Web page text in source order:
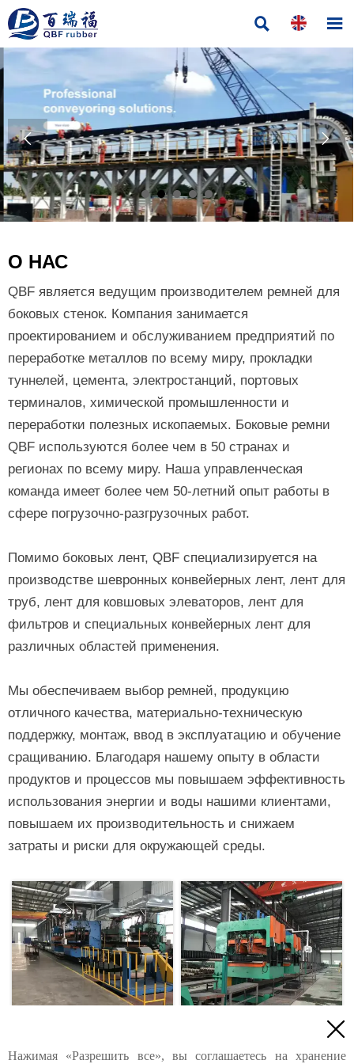
 
 
О НАС
QBF является ведущим производителем ремней для
боковых стенок. Компания занимается
проектированием и обслуживанием предприятий по
переработке металлов по всему миру, прокладки
туннелей, цемента, электростанций, портовых
терминалов, химической промышленности и
переработки полезных ископаемых. Боковые ремни
QBF используются более чем в 50 странах и
регионах по всему миру. Наша управленческая
команда имеет более чем 50-летний опыт работы в
сфере погрузочно-разгрузочных работ.
Помимо боковых лент, QBF специализируется на
производстве шевронных конвейерных лент, лент для
труб, лент для ковшовых элеваторов, лент для
фильтров и специальных конвейерных лент для
различных областей применения.
Мы обеспечиваем выбор ремней, продукцию
отличного качества, материально-техническую
поддержку, монтаж, ввод в эксплуатацию и обучение
сращиванию. Благодаря нашему опыту в области
продуктов и процессов мы повышаем эффективность
использования энергии и воды нашими клиентами,
повышаем их производительность и снижаем
затраты и риски для окружающей среды.

Нажимая «Разрешить все», вы соглашаетесь на хранение